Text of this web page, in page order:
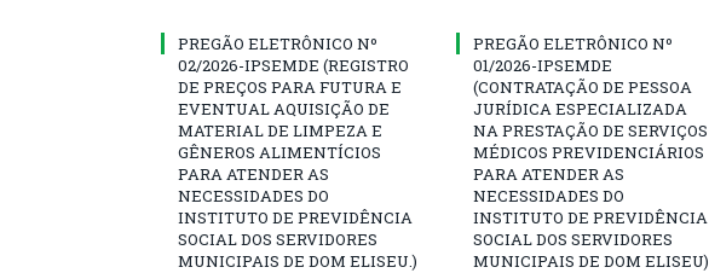
PREGÃO ELETRÔNICO Nº
02/2026-IPSEMDE (REGISTRO
DE PREÇOS PARA FUTURA E
EVENTUAL AQUISIÇÃO DE
MATERIAL DE LIMPEZA E
GÊNEROS ALIMENTÍCIOS
PARA ATENDER AS
NECESSIDADES DO
INSTITUTO DE PREVIDÊNCIA
SOCIAL DOS SERVIDORES
MUNICIPAIS DE DOM ELISEU.)
PREGÃO ELETRÔNICO Nº
01/2026-IPSEMDE
(CONTRATAÇÃO DE PESSOA
JURÍDICA ESPECIALIZADA
NA PRESTAÇÃO DE SERVIÇOS
MÉDICOS PREVIDENCIÁRIOS
PARA ATENDER AS
NECESSIDADES DO
INSTITUTO DE PREVIDÊNCIA
SOCIAL DOS SERVIDORES
MUNICIPAIS DE DOM ELISEU)